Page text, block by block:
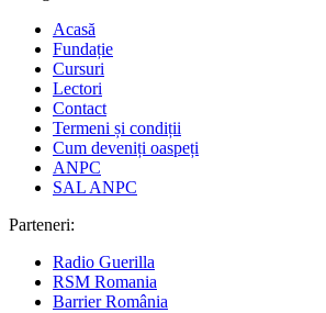
Acasă
Fundație
Cursuri
Lectori
Contact
Termeni și condiții
Cum deveniți oaspeți
ANPC
SAL ANPC
Parteneri:
Radio Guerilla
RSM Romania
Barrier România